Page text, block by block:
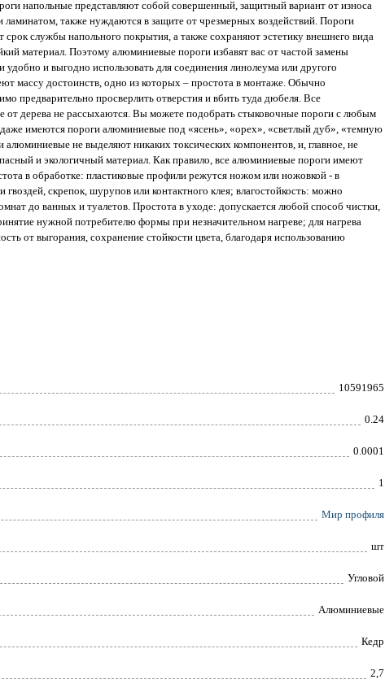
напольные представляют собой совершенный, защитный вариант от износа
также нуждаются в защите от чрезмерных воздействий. Пороги
службы напольного покрытия, а также сохраняют эстетику внешнего вида
материал. Поэтому алюминиевые пороги избавят вас от частой замены
и выгодно использовать для соединения линолеума или другого
массу достоинств, одно из которых – простота в монтаже. Обычно
предварительно просверлить отверстия и вбить туда дюбеля. Все
от дерева не рассыхаются. Вы можете подобрать стыковочные пороги с любым
имеются пороги алюминиевые под «ясень», «орех», «светлый дуб», «темную
не выделяют никаких токсических компонентов, и, главное, не
и экологичный материал. Как правило, все алюминиевые пороги имеют
в обработке: пластиковые профили режутся ножом или ножовкой - в
скрепок, шурупов или контактного клея; влагостойкость: можно
до ванных и туалетов. Простота в уходе: допускается любой способ чистки,
нужной потребителю формы при незначительном нагреве; для нагрева
от выгорания, сохранение стойкости цвета, благодаря использованию
10591965
0.24
0.0001
1
Мир профиля
шт
Угловой
Алюминиевые
Кедр
2,7